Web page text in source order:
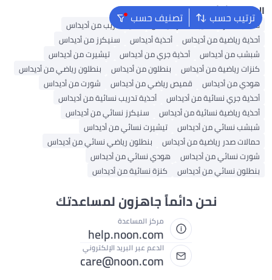
ترتيب حسب تصنيف حسب البحث الشائع
حقائب ظهر حقيبة ظهر أديداس
أحذية تدريب من أديداس
أحذية رياضية من أديداس
أحذية أديداس
سنيكرز من أديداس
شبشب من أديداس
أحذية جري من أديداس
تيشيرت من أديداس
كنزات رياضية من أديداس
بنطلون من أديداس
بنطلون رياضي من أديداس
هودي من أديداس
قميص رياضي من أديداس
شورت من أديداس
أحذية جري نسائية من أديداس
أحذية تدريب نسائية من أديداس
أحذية رياضية نسائية من أديداس
سنيكرز نسائي من أديداس
شبشب نسائي من أديداس
تيشيرت نسائي من أديداس
حمالات صدر رياضية من أديداس
بنطلون رياضي نسائي من أديداس
شورت نسائي من أديداس
هودي نسائي من أديداس
بنطلون نسائي من أديداس
كنزة نسائية من أديداس
نحن دائماً جاهزون لمساعدتك
مركز المساعدة
help.noon.com
الدعم عبر البريد الإلكتروني
care@noon.com